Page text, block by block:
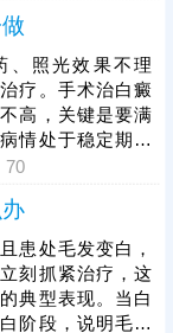
。另一方面，要
生指导下个性化
色素细胞修复、
色素再分泌，使
、照光效果不理
疗。手术治白癜
高，关键是要满
情处于稳定期、
瘢痕体质，术前
白癜风临床治疗
植，与植皮手术
素细胞移植成活
疤痕，复色成功
规医院，经验丰
70
患处毛发变白，
刻抓紧治疗，这
典型表现。当白
阶段，说明毛囊